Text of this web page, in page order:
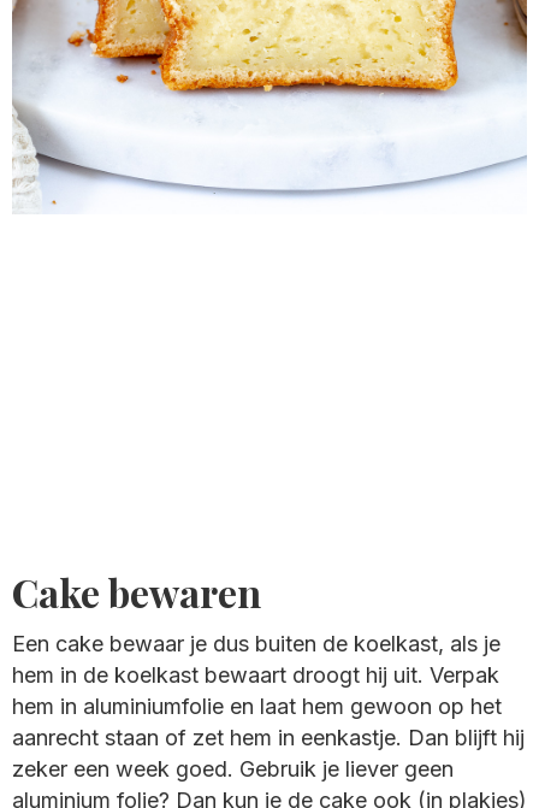
Cake bewaren
Een cake bewaar je dus buiten de koelkast, als je
hem in de koelkast bewaart droogt hij uit. Verpak
hem in aluminiumfolie en laat hem gewoon op het
aanrecht staan of zet hem in eenkastje. Dan blijft hij
zeker een week goed. Gebruik je liever geen
aluminium folie? Dan kun je de cake ook (in plakjes)